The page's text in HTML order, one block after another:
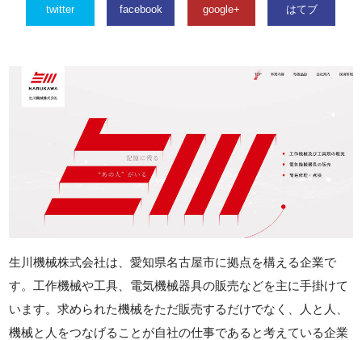
twitter facebook google+ はてブ
生川機械株式会社は、愛知県名古屋市に拠点を構える企業で
す。工作機械や工具、電気機械器具の販売などを主に手掛けて
います。求められた機械をただ販売するだけでなく、人と人、
機械と人をつなげることが自社の仕事であると考えている企業